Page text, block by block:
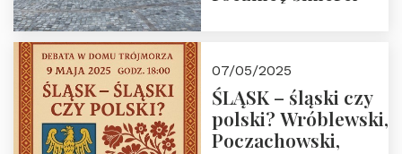
07/05/2025
ŚLĄSK – śląski czy
polski? Wróblewski,
Poczachowski,